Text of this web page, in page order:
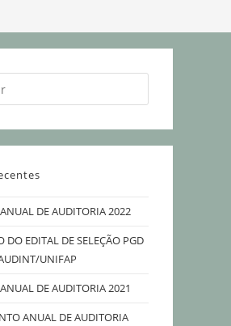
DE AUDITORIA 2022
DO EDITAL DE SELEÇÃO PGD
UNIFAP
DE AUDITORIA 2021
ANUAL DE AUDITORIA